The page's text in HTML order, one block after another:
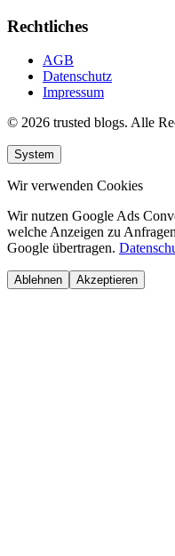
Rechtliches
AGB
Datenschutz
Impressum
© 2026 trusted blogs. Alle
System
Wir verwenden Cookies
Wir nutzen Google Ads
welche Anzeigen zu
Google übertragen.
Ablehnen Akzeptieren